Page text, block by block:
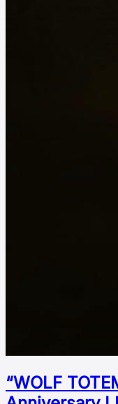
“WOLF